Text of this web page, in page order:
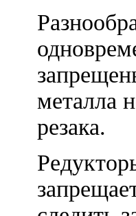
металла
резака.